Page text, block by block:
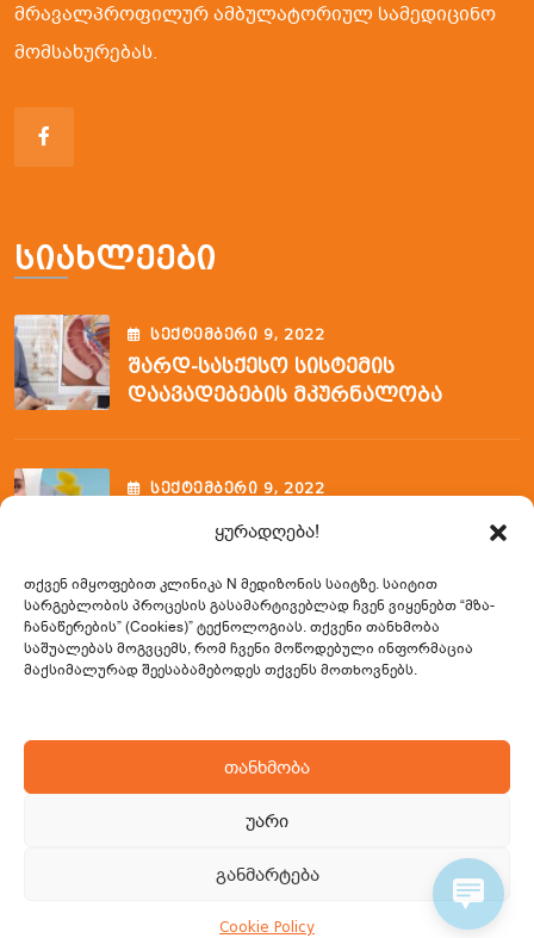
ყურადღება!
თქვენ იმყოფებით კლინიკა N მედიზონის საიტზე. საიტით
სარგებლობის პროცესის გასამარტივებლად ჩვენ ვიყენებთ“მზა-
ჩანაწერების” (Cookies)” ტექნოლოგიას. თქვენი თანხმობა
საშუალებას მოგვცემს, რომ ჩვენი მოწოდებული ინფორმაცია
მაქსიმალურად შეესაბამებოდეს თქვენს მოთხოვნებს.
თანხმობა
უარი
განმარტება
Cookie Policy
მრავალპროფილურ ამბულატორიულ სამედიცინო
მომსახურებას.
Სიახლეები
ᲡᲔᲥᲢᲔᲛᲑᲔᲠᲘ 9, 2022
Შარდ-Სასქესო Სისტემის
Დაავადებების Მკურნალობა
ᲡᲔᲥᲢᲔᲛᲑᲔᲠᲘ 9, 2022
Ფლებოტომიის Ვენოპუნქციის
Შემსწავლელი Კურსი
Საკონტაქტო Ინფორმაცია
info@nmedizone.ge
სულხან ცინცაძის (საბურთალოს) ქ. 49, 0160,
თბილისი, საქართველო